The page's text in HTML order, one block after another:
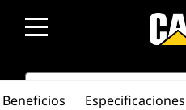
SEARCH
Beneficios Especificaciones